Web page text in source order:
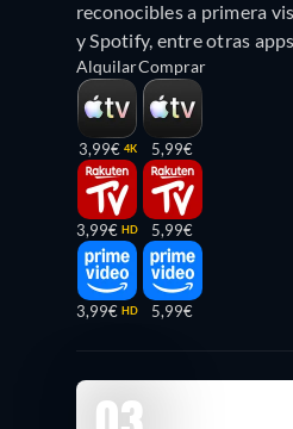
reconocibles a primera
y Spotify, entre otras
Alquilar
3,99€ 4K
3,99€ HD
3,99€ HD
Comprar
5,99€
5,99€
5,99€